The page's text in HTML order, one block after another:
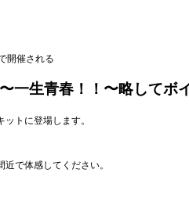
開催される
一生青春！！〜略してボ
トに登場します。
で体感してください。